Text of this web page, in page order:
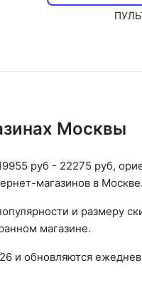
Москвы
руб - 22275 руб,
магазинов в Москве.
и размеру
магазине.
и обновляются